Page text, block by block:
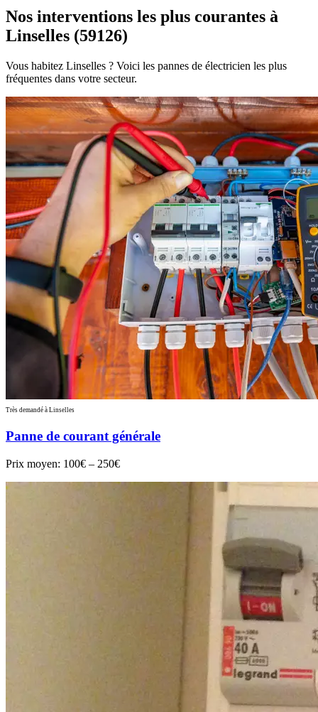
Nos interventions les plus courantes à
Linselles (59126)
Vous habitez Linselles ? Voici les pannes de électricien les plus
fréquentes dans votre secteur.
Très demandé à Linselles
Panne de courant générale
Prix moyen: 100€ – 250€